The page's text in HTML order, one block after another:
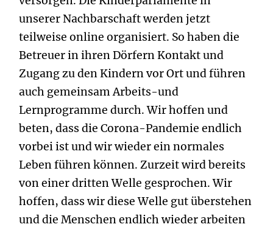
unserer Nachbarschaft werden jetzt
teilweise online organisiert. So haben die
Betreuer in ihren Dörfern Kontakt und
Zugang zu den Kindern vor Ort und führen
auch gemeinsam Arbeits-und
Lernprogramme durch. Wir hoffen und
beten, dass die Corona-Pandemie endlich
vorbei ist und wir wieder ein normales
Leben führen können. Zurzeit wird bereits
von einer dritten Welle gesprochen. Wir
hoffen, dass wir diese Welle gut überstehen
und die Menschen endlich wieder arbeiten